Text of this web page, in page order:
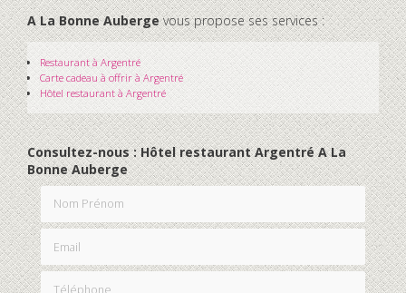
A La Bonne Aubergevous propose ses services :
Restaurantà Argentré
Carte cadeau à offrir à Argentré
Hôtel restaurantà Argentré
Consultez-nous : Hôtel restaurant Argentré A La
Bonne Auberge
Nom Prénom
Email
Téléphone